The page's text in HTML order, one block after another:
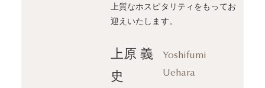
上質なホスピタリティをもってお
迎えいたします。
上原 義
史
Yoshifumi
Uehara